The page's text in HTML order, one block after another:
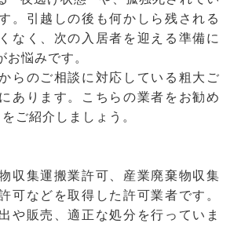
。引越しの後も何かしら残される
なく、次の入居者を迎える準備に
お悩みです。
らのご相談に対応している粗大ご
あります。こちらの業者をお勧め
ご紹介しましょう。
収集運搬業許可、産業廃棄物収集
可などを取得した許可業者です。
や販売、適正な処分を行っていま